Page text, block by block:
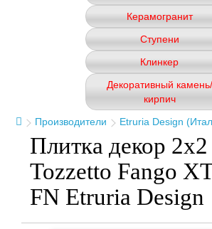
Керамогранит
Ступени
Клинкер
Декоративный камень/
кирпич
Производители
Etruria Design
Плитка декор
Tozzetto Fango
FN Etruria Design